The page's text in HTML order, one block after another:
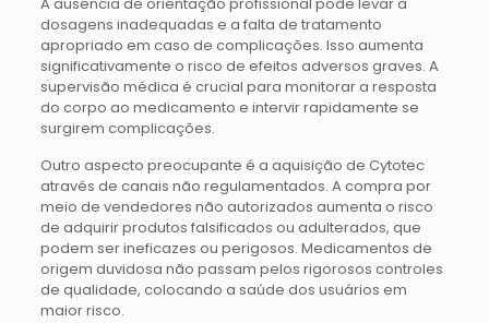
A ausência de orientação profissional pode levar a
dosagens inadequadas e a falta de tratamento
apropriado em caso de complicações. Isso aumenta
significativamente o risco de efeitos adversos graves. A
supervisão médica é crucial para monitorar a resposta
do corpo ao medicamento e intervir rapidamente se
surgirem complicações.
Outro aspecto preocupante é a aquisição de Cytotec
através de canais não regulamentados. A compra por
meio de vendedores não autorizados aumenta o risco
de adquirir produtos falsificados ou adulterados, que
podem ser ineficazes ou perigosos. Medicamentos de
origem duvidosa não passam pelos rigorosos controles
de qualidade, colocando a saúde dos usuários em
maior risco.